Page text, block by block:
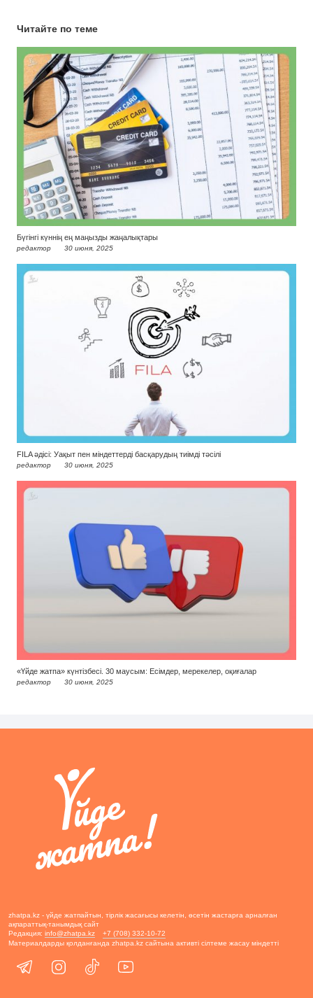
Читайте по теме
Бүгінгі күннің ең маңызды жаңалықтары
редактор 30 июня, 2025
FILA әдісі: Уақыт пен міндеттерді басқарудың тиімді тәсілі
редактор 30 июня, 2025
«Үйде жатпа» күнтізбесі. 30 маусым: Есімдер, мерекелер, оқиғалар
редактор 30 июня, 2025
zhatpa.kz - үйде жатпайтын, тірлік жасағысы келетін, өсетін жастарға арналған
ақпараттық-танымдық сайт
Редакция: info@zhatpa.kz
+7 (708) 332-10-72
Материалдарды қолданғанда zhatpa.kz сайтына активті сілтеме жасау міндетті